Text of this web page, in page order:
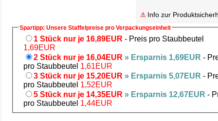
Info zur
Spartipp: Unsere Staffelpreise pro Verpackungseinheit
1 Stück nur je 16,89EUR - Preis pro Staubbeutel
1,69EUR
2 Stück nur je 16,04EUR » Ersparnis 1,69EUR -
pro Staubbeutel 1,61EUR
3 Stück nur je 15,20EUR » Ersparnis 5,07EUR -
pro Staubbeutel 1,52EUR
5 Stück nur je 14,35EUR » Ersparnis 12,67EUR -
pro Staubbeutel 1,44EUR